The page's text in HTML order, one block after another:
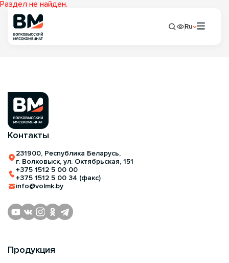
Ru
Раздел не найден.
Продукция
Контакты
231900, Республика Беларусь,
г. Волковыск, ул. Октябрьская, 151
+375 1512 5 00 00
+375 1512 5 00 34 (факс)
info@volmk.by